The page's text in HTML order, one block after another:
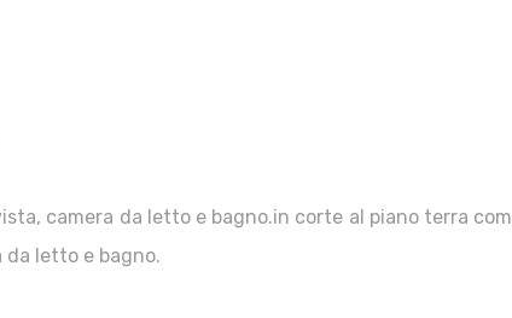
camera da letto e bagno.in corte al piano terra
da letto e bagno.